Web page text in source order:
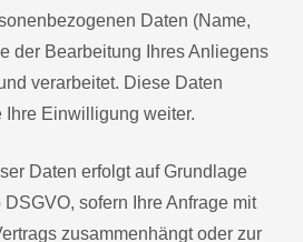
Daten (Name,
der Bearbeitung Ihres Anliegens
verarbeitet. Diese Daten
Einwilligung weiter.
Daten erfolgt auf Grundlage
DSGVO, sofern Ihre Anfrage mit
zusammenhängt oder zur